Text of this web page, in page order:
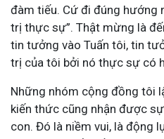
đàm tiếu. Cứ đi đúng hướng
trị thực sự”. Thật mừng là
tin tưởng vào Tuấn tôi, tin
trị của tôi bởi nó thực sự có
Những nhóm cộng đồng tôi
kiến thức cũng nhận được
con. Đó là niềm vui, là động